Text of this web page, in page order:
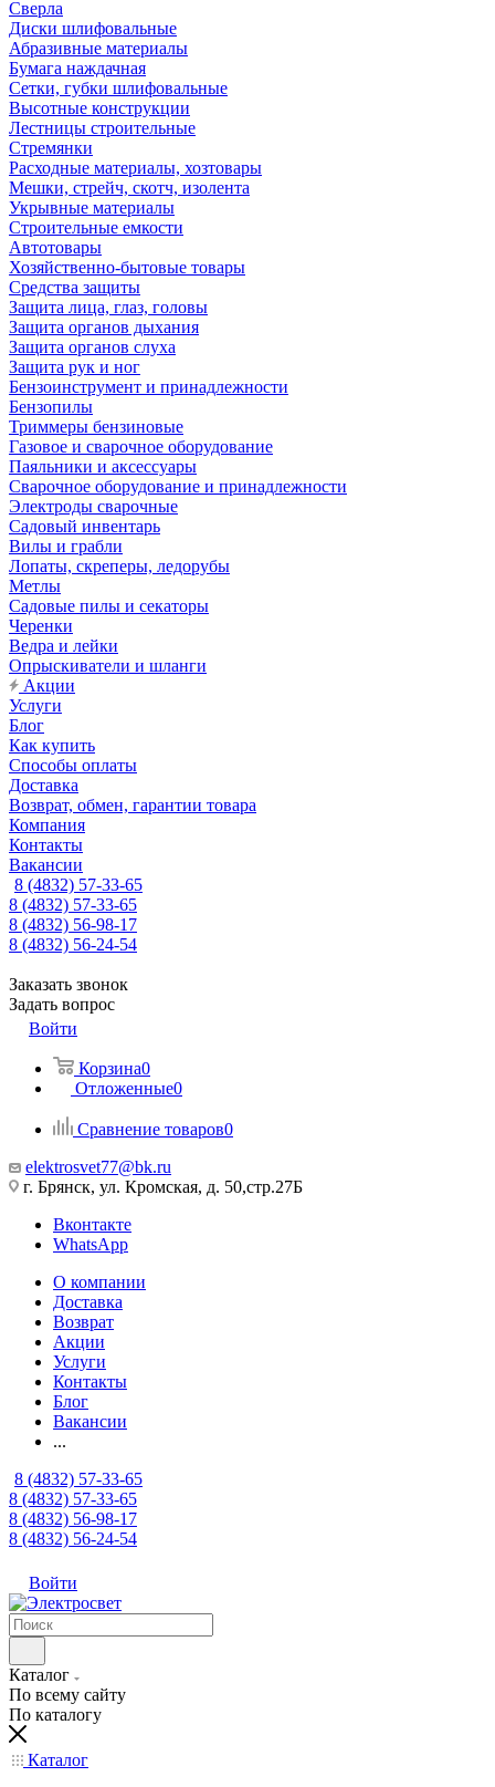
Сверла
Диски шлифовальные
Абразивные материалы
Бумага наждачная
Сетки, губки шлифовальные
Высотные конструкции
Лестницы строительные
Стремянки
Расходные материалы, хозтовары
Мешки, стрейч, скотч, изолента
Укрывные материалы
Строительные емкости
Автотовары
Хозяйственно-бытовые товары
Средства защиты
Защита лица, глаз, головы
Защита органов дыхания
Защита органов слуха
Защита рук и ног
Бензоинструмент и принадлежности
Бензопилы
Триммеры бензиновые
Газовое и сварочное оборудование
Паяльники и аксессуары
Сварочное оборудование и принадлежности
Электроды сварочные
Садовый инвентарь
Вилы и грабли
Лопаты, скреперы, ледорубы
Метлы
Садовые пилы и секаторы
Черенки
Ведра и лейки
Опрыскиватели и шланги
Акции
Услуги
Блог
Как купить
Способы оплаты
Доставка
Возврат, обмен, гарантии товара
Компания
Контакты
Вакансии
8 (4832) 57-33-65
8 (4832) 57-33-65
8 (4832) 56-98-17
8 (4832) 56-24-54
Заказать звонок
Задать вопрос
Войти
Корзина0
Отложенные0
Сравнение товаров0
elektrosvet77@bk.ru
г. Брянск, ул. Кромская, д. 50,стр.27Б
Вконтакте
WhatsApp
О компании
Доставка
Возврат
Акции
Услуги
Контакты
Блог
Вакансии
...
8 (4832) 57-33-65
8 (4832) 57-33-65
8 (4832) 56-98-17
8 (4832) 56-24-54
Войти
Каталог
По всему сайту
По каталогу
Каталог